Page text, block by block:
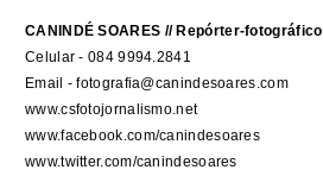
CANINDÉ SOARES // Repórter-fotográfico
Celular - 084 9994.2841
Email - fotografia@canindesoares.com
www.csfotojornalismo.net
www.facebook.com/canindesoares
www.twitter.com/canindesoares